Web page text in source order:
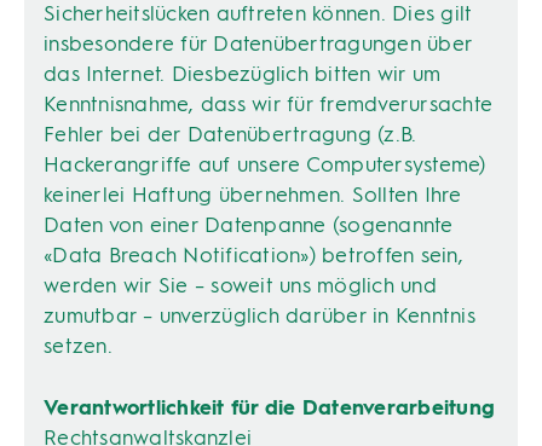
Sicherheitslücken auftreten können. Dies gilt
insbesondere für Datenübertragungen über
das Internet. Diesbezüglich bitten wir um
Kenntnisnahme, dass wir für fremdverursachte
Fehler bei der Datenübertragung (z.B.
Hackerangriffe auf unsere Computersysteme)
keinerlei Haftung übernehmen. Sollten Ihre
Daten von einer Datenpanne (sogenannte
«Data Breach Notification») betroffen sein,
werden wir Sie – soweit uns möglich und
zumutbar – unverzüglich darüber in Kenntnis
setzen.
Verantwortlichkeit für die Datenverarbeitung
Rechtsanwaltskanzlei